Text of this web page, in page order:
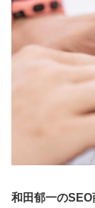
和田郁一の